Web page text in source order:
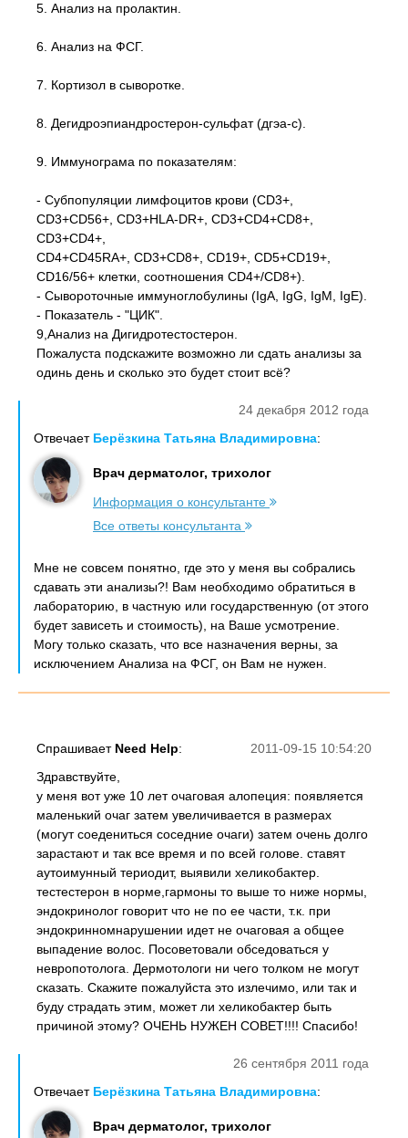
5. Анализ на пролактин.
6. Анализ на ФСГ.
7. Кортизол в сыворотке.
8. Дегидроэпиандростерон-сульфат (дгэа-с).
9. Иммунограма по показателям:
- Субпопуляции лимфоцитов крови (CD3+,
CD3+CD56+, CD3+HLA-DR+, CD3+CD4+CD8+,
CD3+CD4+,
CD4+CD45RA+, CD3+CD8+, CD19+, CD5+CD19+,
CD16/56+ клетки, соотношения CD4+/CD8+).
- Сывороточные иммуноглобулины (IgA, IgG, IgM, IgE).
- Показатель - "ЦИК".
9,Анализ на Дигидротестостерон.
Пожалуста подскажите возможно ли сдать анализы за
одинь день и сколько это будет стоит всё?
24 декабря 2012 года
Отвечает Берёзкина Татьяна Владимировна:
Врач дерматолог, трихолог
Информация о консультанте
Все ответы консультанта
Мне не совсем понятно, где это у меня вы собрались
сдавать эти анализы?! Вам необходимо обратиться в
лабораторию, в частную или государственную (от этого
будет зависеть и стоимость), на Ваше усмотрение.
Могу только сказать, что все назначения верны, за
исключением Анализа на ФСГ, он Вам не нужен.
2011-09-15 10:54:20
Спрашивает Need Help:
Здравствуйте,
у меня вот уже 10 лет очаговая алопеция: появляется
маленький очаг затем увеличивается в размерах
(могут соедениться соседние очаги) затем очень долго
зарастают и так все время и по всей голове. ставят
аутоимунный териодит, выявили хеликобактер.
тестестерон в норме,гармоны то выше то ниже нормы,
эндокринолог говорит что не по ее части, т.к. при
эндокринномнарушении идет не очаговая а общее
выпадение волос. Посоветовали обседоваться у
невропотолога. Дермотологи ни чего толком не могут
сказать. Скажите пожалуйста это излечимо, или так и
буду страдать этим, может ли хеликобактер быть
причиной этому? ОЧЕНЬ НУЖЕН СОВЕТ!!!! Спасибо!
26 сентября 2011 года
Отвечает Берёзкина Татьяна Владимировна:
Врач дерматолог, трихолог